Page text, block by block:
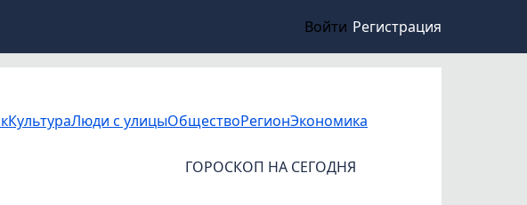
Войти Регистрация
КультураЛюди с улицыОбществоРегионЭкономика
ГОРОСКОП НА СЕГОДНЯ